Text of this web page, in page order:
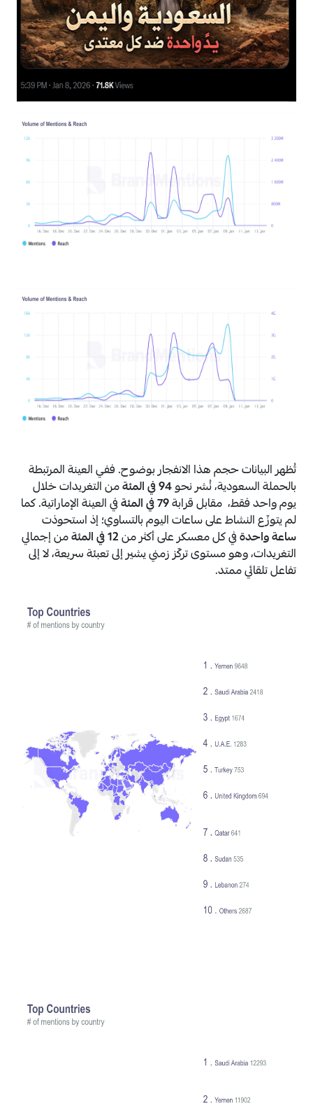
تُظهر البيانات حجم هذا الانفجار بوضوح. ففي العينة المرتبطة
بالحملة السعودية، نُشر نحو94 في المئة
من التغريدات خلال
يوم واحد فقط، مقابل قرابة79 في المئة
في العينة الإماراتية. كما
لم يتوزّع النشاط على ساعات اليوم بالتساوي؛ إذ استحوذت
ساعة واحدةفي كل معسكر على أكثر من12 في المئة
من إجمالي
التغريدات، وهو مستوى تركّز زمني يشير إلى تعبئة سريعة، لا إلى
تفاعل تلقائي ممتد.